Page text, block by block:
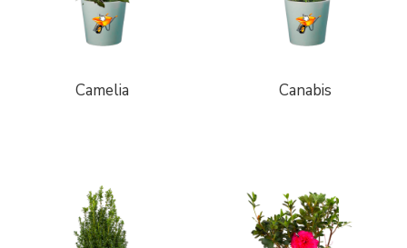
Camelia Canabis